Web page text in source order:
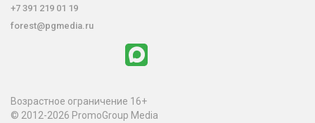
+7 391 219 01 19
forest@pgmedia.ru
Возрастное ограничение 16+
© 2012-2026 PromoGroup Media